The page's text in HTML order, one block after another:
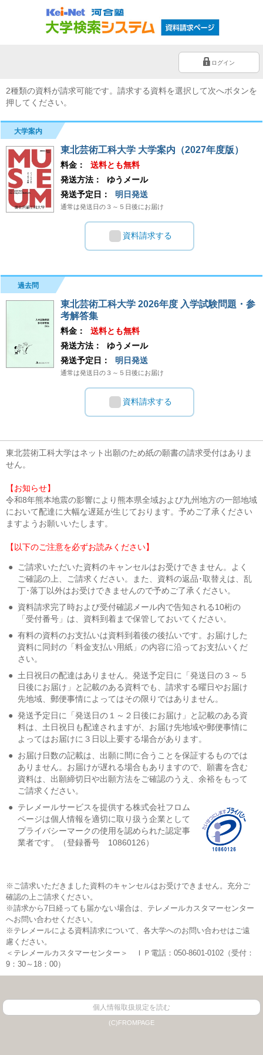
ログイン
2種類の資料が請求可能です。請求する資料を選択して次へボタンを
押してください。
大学案内
東北芸術工科大学 大学案内（2027年度版）
料金：
送料とも無料
発送方法：
ゆうメール
発送予定日：
明日発送
通常は発送日の３～５日後にお届け
資料請求する
過去問
東北芸術工科大学 2026年度 入学試験問題・参
考解答集
料金：
送料とも無料
発送方法：
ゆうメール
発送予定日：
明日発送
通常は発送日の３～５日後にお届け
資料請求する
東北芸術工科大学はネット出願のため紙の願書の請求受付はありま
せん。
【お知らせ】
令和8年熊本地震の影響により熊本県全域および九州地方の一部地域
において配達に大幅な遅延が生じております。予めご了承ください
ますようお願いいたします。
【以下のご注意を必ずお読みください】
●
ご請求いただいた資料のキャンセルはお受けできません。よく
ご確認の上、ご請求ください。また、資料の返品･取替えは、乱
丁･落丁以外はお受けできませんので予めご了承ください。
● 資料請求完了時および受付確認メール内で告知される10桁の
「受付番号」は、資料到着まで保管しておいてください。
● 有料の資料のお支払いは資料到着後の後払いです。お届けした
資料に同封の「料金支払い用紙」の内容に沿ってお支払いくだ
さい。
● 土日祝日の配達はありません。発送予定日に「発送日の３～５
日後にお届け」と記載のある資料でも、請求する曜日やお届け
先地域、郵便事情によってはその限りではありません。
● 発送予定日に「発送日の１～２日後にお届け」と記載のある資
料は、土日祝日も配達されますが、お届け先地域や郵便事情に
よってはお届けに３日以上要する場合があります。
● お届け日数の記載は、出願に間に合うことを保証するものでは
ありません。お届けが遅れる場合もありますので、願書を含む
資料は、出願締切日や出願方法をご確認のうえ、余裕をもって
ご請求ください。
● テレメールサービスを提供する株式会社フロム
ページは個人情報を適切に取り扱う企業として
プライバシーマークの使用を認められた認定事
業者です。（登録番号 10860126）
※ご請求いただきました資料のキャンセルはお受けできません。充分ご
確認の上ご請求ください。
※請求から7日経っても届かない場合は、テレメールカスタマーセンター
へお問い合わせください。
※テレメールによる資料請求について、各大学へのお問い合わせはご遠
慮ください。
＜テレメールカスタマーセンター＞ ＩＰ電話：050-8601-0102（受付：
9：30～18：00）
個人情報取扱規定を読む
(C)FROMPAGE